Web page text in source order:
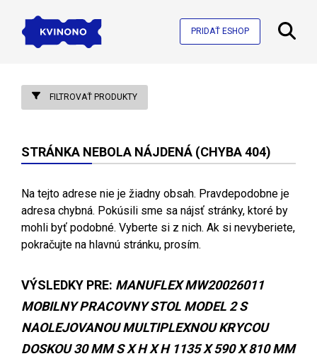
PRIDAŤ ESHOP
FILTROVAŤ PRODUKTY
STRÁNKA NEBOLA NÁJDENÁ (CHYBA 404)
Na tejto adrese nie je žiadny obsah. Pravdepodobne je
adresa chybná. Pokúsili sme sa nájsť stránky, ktoré by
mohli byť podobné. Vyberte si z nich. Ak si nevyberiete,
pokračujte na hlavnú stránku, prosím.
VÝSLEDKY PRE: MANUFLEX MW20026011
MOBILNY PRACOVNY STOL MODEL 2 S
NAOLEJOVANOU MULTIPLEXNOU KRYCOU
DOSKOU 30 MM S X H X H 1135 X 590 X 810 MM